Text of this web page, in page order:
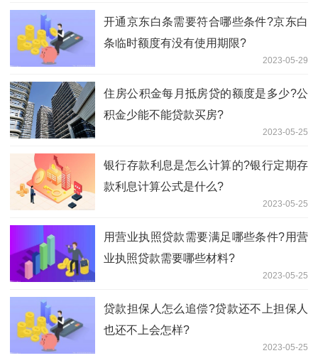
开通京东白条需要符合哪些条件?京东白
条临时额度有没有使用期限?
2023-05-29
​住房公积金每月抵房贷的额度是多少?公
积金少能不能贷款买房?
2023-05-25
银行存款利息是怎么计算的?银行定期存
款利息计算公式是什么?
2023-05-25
用营业执照贷款需要满足哪些条件?用营
业执照贷款需要哪些材料?
2023-05-25
贷款担保人怎么追偿?贷款还不上担保人
也还不上会怎样?
2023-05-25